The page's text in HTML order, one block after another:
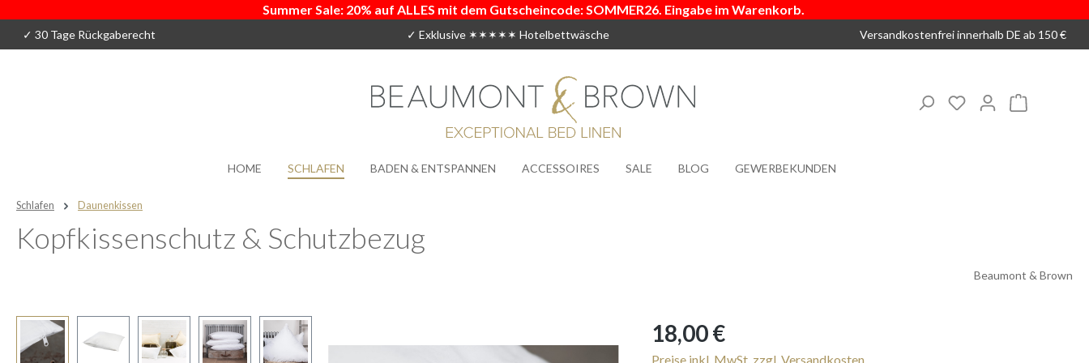
Hauptinhalt springen
Zur Suche springen
Zur Hauptnavigation springen
Summer Sale: 20% auf ALLES mit dem Gutscheincode: SOMMER26. Eingabe im Warenkorb.
✓ 30 Tage Rückgaberecht ✓ Exklusive ✶✶✶✶✶ Hotelbettwäsche Versandkostenfrei innerhalb DE ab 150 €
Du hast 0 Produkte
HOME SCHLAFEN BADEN & ENTSPANNEN ACCESSOIRES SALE BLOG GEWERBEKUNDEN
Schlafen Daunenkissen
Kopfkissenschutz & Schutzbezug
Beaumont & Brown
Bildergalerie überspringen Regulärer Preis:
18,00 €
Preise inkl. MwSt. zzgl. Versandkosten